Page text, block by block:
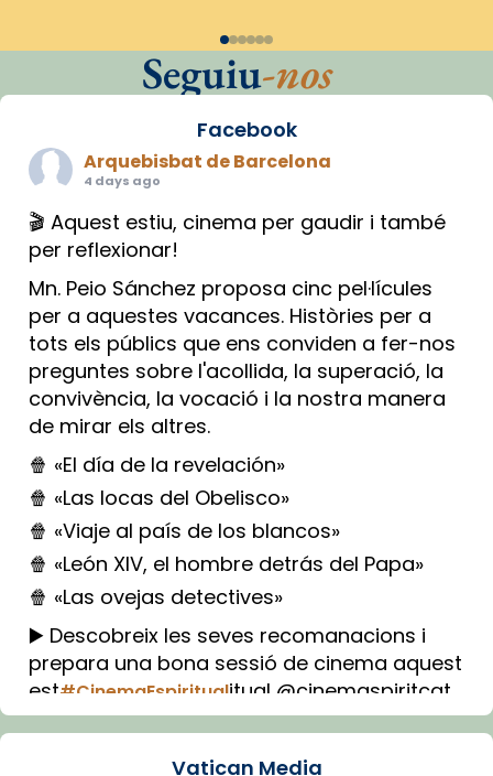
Seguiu-nos
Facebook
Arquebisbat de Barcelona
4 days ago
🎬 Aquest estiu, cinema per gaudir i també
per reflexionar!
Mn. Peio Sánchez proposa cinc pel·lícules
per a aquestes vacances. Històries per a
tots els públics que ens conviden a fer-nos
preguntes sobre l'acollida, la superació, la
convivència, la vocació i la nostra manera
de mirar els altres.
🍿 «El día de la revelación»
🍿 «Las locas del Obelisco»
🍿 «Viaje al país de los blancos»
🍿 «León XIV, el hombre detrás del Papa»
🍿 «Las ovejas detectives»
▶️ Descobreix les seves recomanacions i
prepara una bona sessió de cinema aquest
est#CinemaEspiritualitual @cinemaspiritcat
Imatge: Generada amb IA (OpenAI)
Vatican Media